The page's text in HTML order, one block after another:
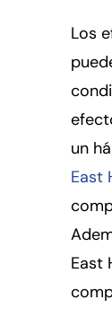
Los
un
East
East